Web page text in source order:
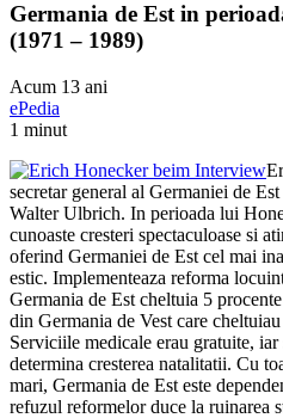
Germania de Est in
(1971 – 1989)
Acum 13 ani
ePedia
1 minut
secretar general al Germaniei de
Walter Ulbrich. In perioada lui
cunoaste cresteri spectaculoase si
oferind Germaniei de Est cel mai
estic. Implementeaza reforma
Germania de Est cheltuia 5
din Germania de Vest care
Serviciile medicale erau gratuite,
determina cresterea natalitatii. Cu
mari, Germania de Est este
refuzul reformelor duce la ruinarea